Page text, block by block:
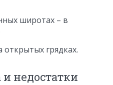
широтах – в
грядках.
недостатки